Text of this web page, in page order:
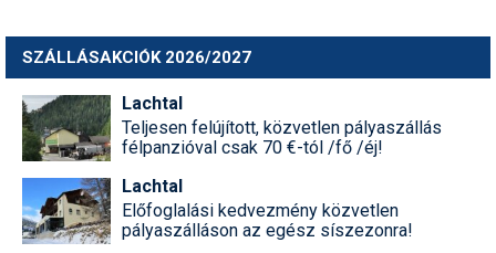
SZÁLLÁSAKCIÓK 2026/2027
Lachtal
Teljesen felújított, közvetlen pályaszállás
félpanzióval csak 70 €-tól /fő /éj!
Lachtal
Előfoglalási kedvezmény közvetlen
pályaszálláson az egész síszezonra!